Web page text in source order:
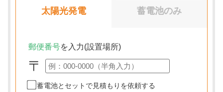
太陽光発電 蓄電池のみ
郵便番号を入力(設置場所)
〒
蓄電池とセットで見積もりを依頼する